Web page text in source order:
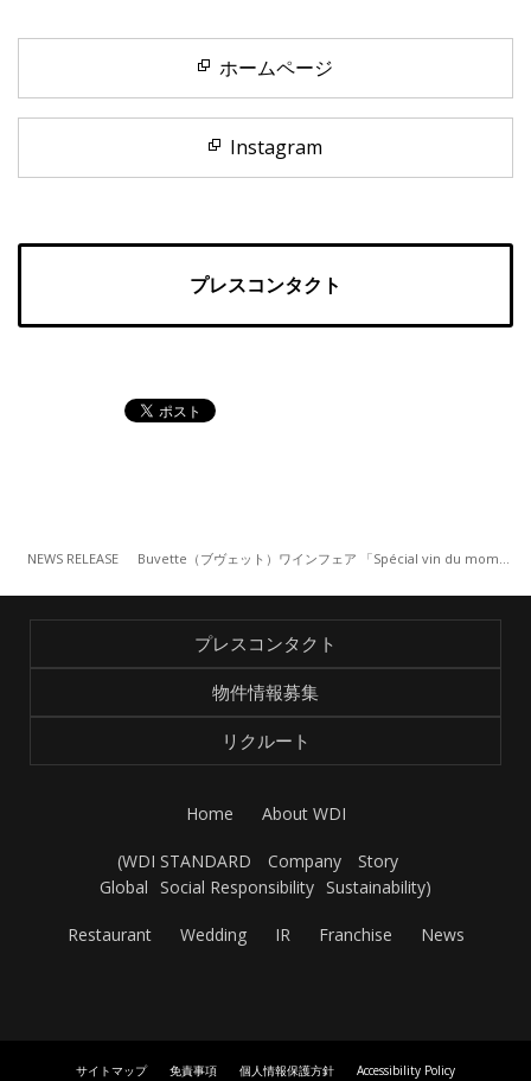
ホームページ
Instagram
プレスコンタクト
NEWS RELEASE
プレスコンタクト
物件情報募集
リクルート
Home About WDI
(WDI STANDARD Company
Story
Global Social Responsibility Sustainability)
Restaurant Wedding IR Franchise News
サイトマップ 免責事項 個人情報保護方針 Accessibility Policy